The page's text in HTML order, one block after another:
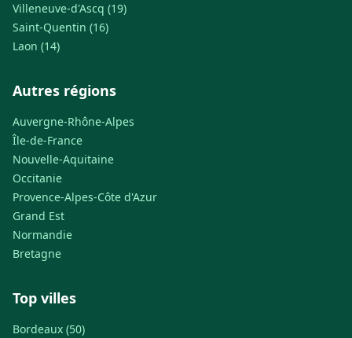
Villeneuve-d'Ascq (19)
Saint-Quentin (16)
Laon (14)
Autres régions
Auvergne-Rhône-Alpes
Île-de-France
Nouvelle-Aquitaine
Occitanie
Provence-Alpes-Côte d'Azur
Grand Est
Normandie
Bretagne
Top villes
Bordeaux (50)